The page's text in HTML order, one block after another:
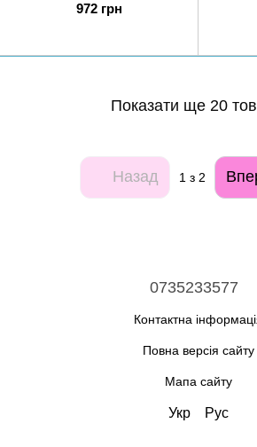
972 грн
Показати ще 20
Назад 1 з 2
0735233577
Контактна
Повна версія сайту
Мапа сайту
Укр Рус